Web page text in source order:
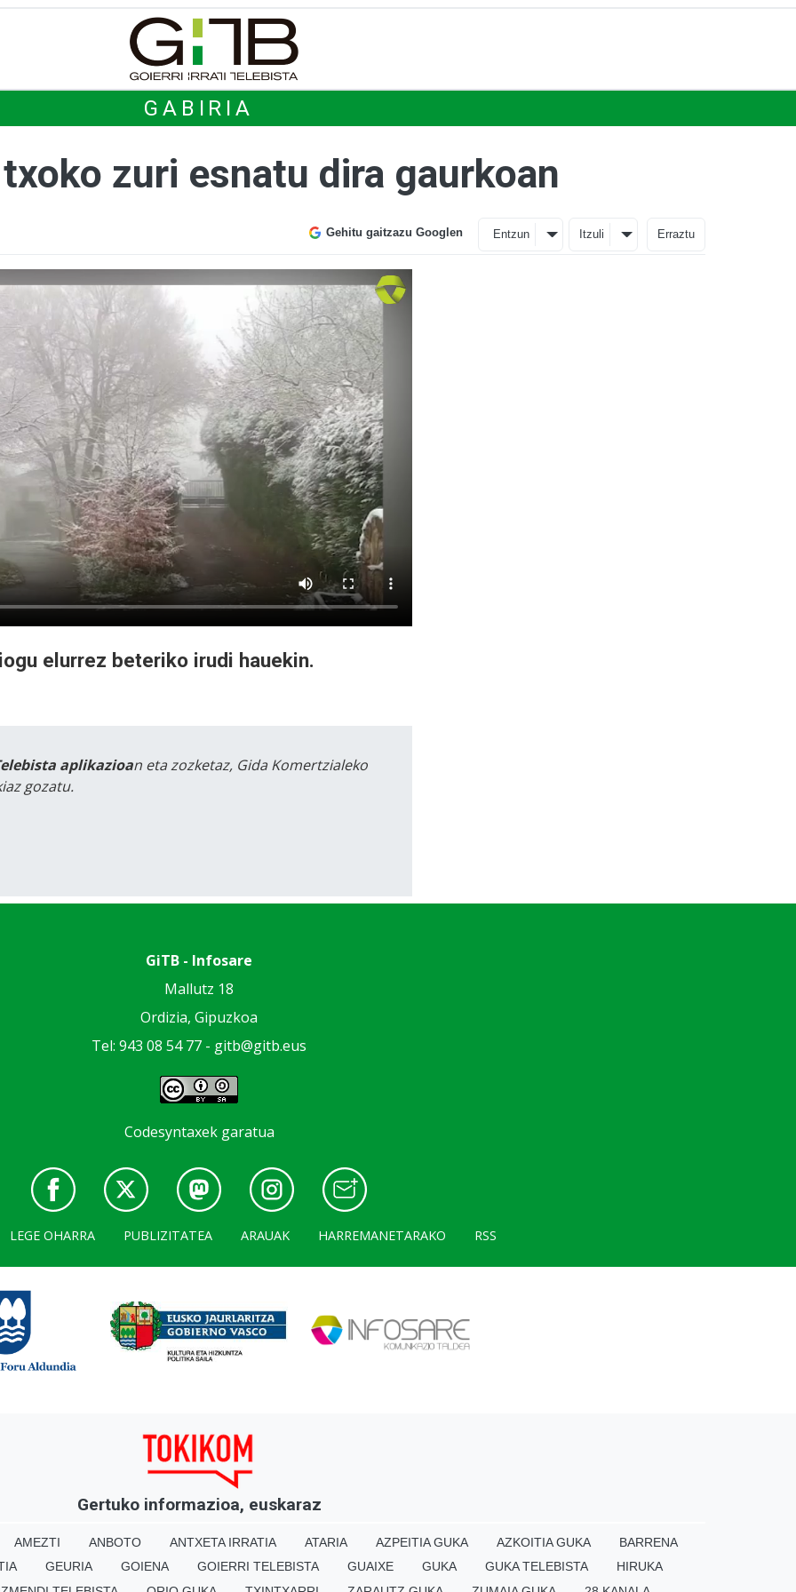
GABIRIA
zuri esnatu dira gaurkoan
Gehitu gaitzazu Googlen Entzun Itzuli Erraztu
elurrez beteriko irudi hauekin.
aplikazioan eta zozketaz, Gida Komertzialeko
gozatu.
GiTB - Infosare
Mallutz 18
Ordizia, Gipuzkoa
Tel: 943 08 54 77 - gitb@gitb.eus
Codesyntaxek garatua
LEGE OHARRA PUBLIZITATEA ARAUAK HARREMANETARAKO RSS
Gertuko informazioa, euskaraz
AMEZTI ANBOTO ANTXETA IRRATIA ATARIA AZPEITIA GUKA AZKOITIA GUKA
BARRENA
GEURIA GOIENA GOIERRI TELEBISTA GUAIXE GUKA GUKA TELEBISTA
HIRUKA